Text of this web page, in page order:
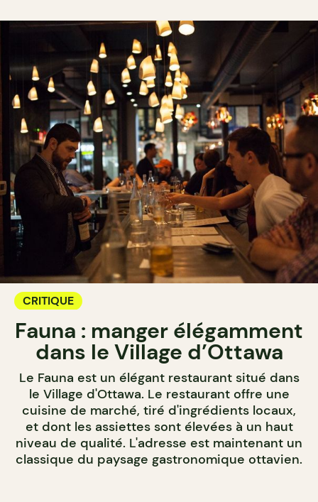
CRITIQUE
Fauna : manger élégamment
dans le Village d’Ottawa
Le Fauna est un élégant restaurant situé dans
le Village d'Ottawa. Le restaurant offre une
cuisine de marché, tiré d'ingrédients locaux,
et dont les assiettes sont élevées à un haut
niveau de qualité. L'adresse est maintenant un
classique du paysage gastronomique ottavien.